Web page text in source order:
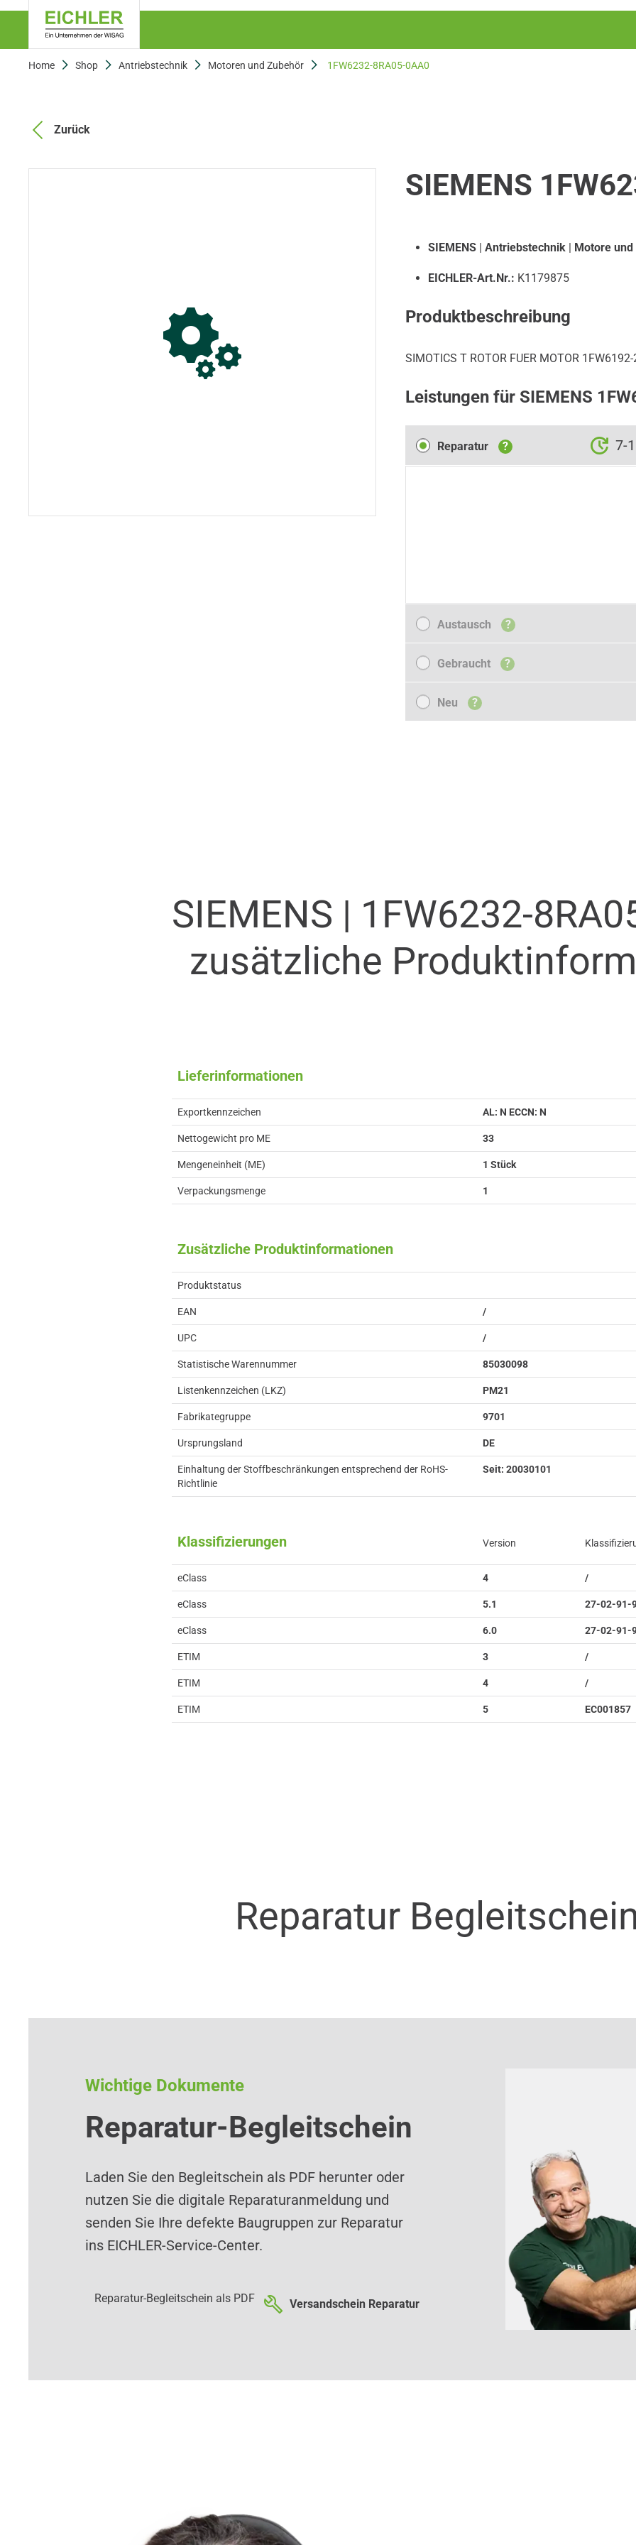
Home Shop Antriebstechnik Motoren und Zubehör 1FW6232-8RA05-0AA0
Zurück
SIEMENS
SIEMENS | Antriebstechnik | Motore
EICHLER-Art.Nr.: K1179875
Produktbeschreibung
SIMOTICS T ROTOR FUER MOTOR
Leistungen für SIEMENS
Reparatur
Reparatur ? 7-
Austausch
Austausch ?
Gebraucht
Gebraucht ?
Neu
Neu ?
SIEMENS | 1FW6232-
zusätzliche
Lieferinformationen
Exportkennzeichen AL: N ECCN: N
Nettogewicht pro ME 33
Mengeneinheit (ME) 1 Stück
Verpackungsmenge 1
Zusätzliche Produktinformationen
Produktstatus
EAN /
UPC /
Statistische Warennummer 85030098
Listenkennzeichen (LKZ) PM21
Fabrikategruppe 9701
Ursprungsland DE
Einhaltung der Stoffbeschränkungen entsprechend der RoHS-
Richtlinie
Seit: 20030101
Klassifizierungen Version
eClass 4 /
eClass 5.1 27-02-91-
eClass 6.0 27-02-91-
ETIM 3 /
ETIM 4 /
ETIM 5 EC001857
Reparatur
Wichtige Dokumente
Reparatur-Begleitschein
Laden Sie den Begleitschein als PDF herunter oder
nutzen Sie die digitale Reparaturanmeldung und
senden Sie Ihre defekte Baugruppen zur Reparatur
ins EICHLER-Service-Center.
Reparatur-Begleitschein als PDF Versandschein Reparatur